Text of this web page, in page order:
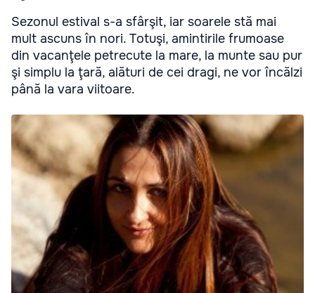
Sezonul estival s-a sfârşit, iar soarele stă mai
mult ascuns în nori. Totuşi, amintirile frumoase
din vacanţele petrecute la mare, la munte sau pur
şi simplu la ţară, alături de cei dragi, ne vor încălzi
până la vara viitoare.